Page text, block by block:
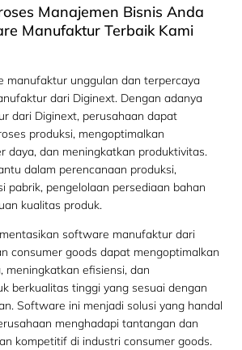
Manajemen Bisnis Anda
Manufaktur Terbaik Kami
manufaktur unggulan dan terpercaya
dari Diginext. Dengan adanya
dari Diginext, perusahaan dapat
produksi, mengoptimalkan
daya, dan meningkatkan produktivitas.
dalam perencanaan produksi,
pabrik, pengelolaan persediaan bahan
kualitas produk.
software manufaktur dari
consumer goods dapat mengoptimalkan
meningkatkan efisiensi, dan
berkualitas tinggi yang sesuai dengan
Software ini menjadi solusi yang handal
menghadapi tantangan dan
kompetitif di industri consumer goods.